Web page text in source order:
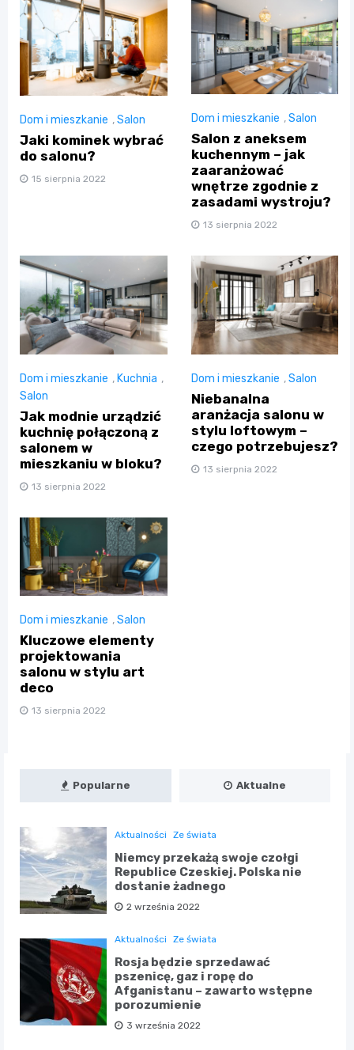
Dom i mieszkanie ,Salon
Jaki kominek wybrać
do salonu?
15 sierpnia 2022
Dom i mieszkanie ,Salon
Salon z aneksem
kuchennym – jak
zaaranżować
wnętrze zgodnie z
zasadami wystroju?
13 sierpnia 2022
Dom i mieszkanie , Kuchnia ,
Salon
Jak modnie urządzić
kuchnię połączoną z
salonem w
mieszkaniu w bloku?
13 sierpnia 2022
Dom i mieszkanie ,Salon
Niebanalna
aranżacja salonu w
stylu loftowym –
czego potrzebujesz?
13 sierpnia 2022
Dom i mieszkanie ,Salon
Kluczowe elementy
projektowania
salonu w stylu art
deco
13 sierpnia 2022
Popularne Aktualne
Aktualności Ze świata
Niemcy przekażą swoje czołgi
Republice Czeskiej. Polska nie
dostanie żadnego
2 września 2022
Aktualności Ze świata
Rosja będzie sprzedawać
pszenicę, gaz i ropę do
Afganistanu – zawarto wstępne
porozumienie
3 września 2022